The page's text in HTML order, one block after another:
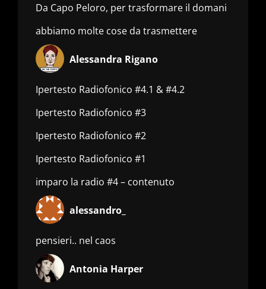
Da Capo Peloro, per trasformare il domani
abbiamo molte cose da trasmettere
Alessandra Rigano
Ipertesto Radiofonico #4.1 & #4.2
Ipertesto Radiofonico #3
Ipertesto Radiofonico #2
Ipertesto Radiofonico #1
imparo la radio #4 – contenuto
alessandro_
pensieri.. nel caos
Antonia Harper